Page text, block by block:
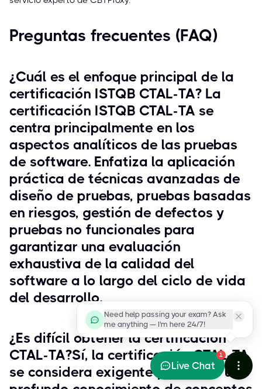
Preguntas frecuentes (FAQ)
¿Cuál es el enfoque principal de la
certificación ISTQB CTAL-TA? La
certificación ISTQB CTAL-TA se
centra principalmente en los
aspectos analíticos de las pruebas
de software. Enfatiza la aplicación
práctica de técnicas avanzadas de
diseño de pruebas, pruebas basadas
en riesgos, gestión de defectos y
pruebas no funcionales para
garantizar una evaluación
exhaustiva de la calidad del
software a lo largo del ciclo de vida
del desarrollo.
¿Es difícil obtener la certificación
CTAL-TA?Sí, la certificación CTAL-TA
se considera exigente y requiere un
Need help passing your exam? Ask
me anything — I'm here 24/7!
1
Live Chat